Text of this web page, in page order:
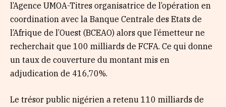
l’Agence UMOA-Titres organisatrice de l’opération en
coordination avec la Banque Centrale des Etats de
l’Afrique de l’Ouest (BCEAO) alors que l’émetteur ne
recherchait que 100 milliards de FCFA. Ce qui donne
un taux de couverture du montant mis en
adjudication de 416,70%.
Le trésor public nigérien a retenu 110 milliards de